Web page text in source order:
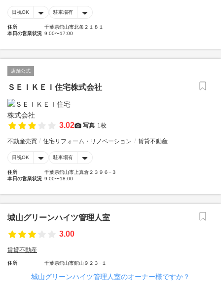
日祝OK 駐車場有
住所
千葉県館山市北条２１８１
本日の営業状況 9:00〜17:00
店舗公式
ＳＥＩＫＥＩ住宅株式会社
3.02 写真 1枚
不動産売買 住宅リフォーム・リノベーション 賃貸不動産
日祝OK 駐車場有
住所
千葉県館山市上真倉２３９６−３
本日の営業状況 9:00〜18:00
城山グリーンハイツ管理人室
3.00
賃貸不動産
住所 千葉県館山市館山９２３−１
城山グリーンハイツ管理人室のオーナー様ですか？